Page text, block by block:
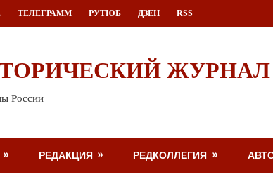
ТЕЛЕГРАММ РУТЮБ ДЗЕН RSS
ЖУРНАЛ
России
РЕДАКЦИЯ РЕДКОЛЛЕГИЯ